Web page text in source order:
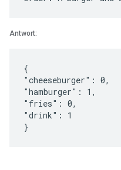
Antwort:
{
"cheeseburger": 0,
"hamburger": 1,
"fries": 0,
"drink": 1